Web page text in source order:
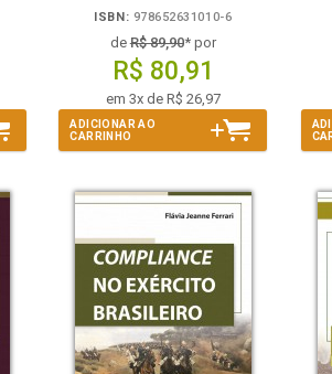
ISBN: 978652631010-6
deR$ 89,90* por
R$ 80,91
em 3x de R$ 26,97
ADICIONAR AO
CARRINHO